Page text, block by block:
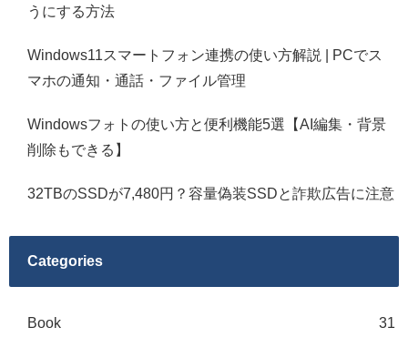
うにする方法
Windows11スマートフォン連携の使い方解説 | PCでス
マホの通知・通話・ファイル管理
Windowsフォトの使い方と便利機能5選【AI編集・背景
削除もできる】
32TBのSSDが7,480円？容量偽装SSDと詐欺広告に注意
Categories
Book 31